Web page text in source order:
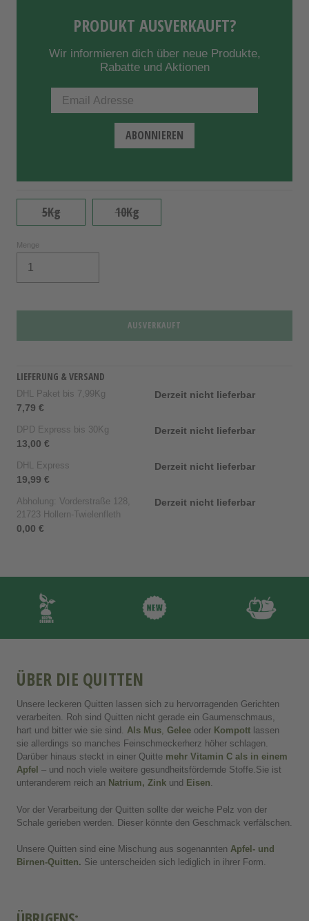
PRODUKT AUSVERKAUFT?
Wir informieren dich über neue Produkte,
Rabatte und Aktionen
5Kg 10Kg
Menge
AUSVERKAUFT
LIEFERUNG & VERSAND
DHL Paket bis 7,99Kg
7,79 €
Derzeit nicht lieferbar
DPD Express bis 30Kg
13,00 €
Derzeit nicht lieferbar
DHL Express
19,99 €
Derzeit nicht lieferbar
Abholung: Vorderstraße 128,
21723 Hollern-Twielenfleth
0,00 €
Derzeit nicht lieferbar
ÜBER DIE QUITTEN
Unsere leckeren Quitten lassen sich zu hervorragenden Gerichten
verarbeiten. Roh sind Quitten nicht gerade ein Gaumenschmaus,
hart und bitter wie sie sind. Als Mus, Gelee oder Kompott lassen
sie allerdings so manches Feinschmeckerherz höher schlagen.
Darüber hinaus steckt in einer Quitte mehr Vitamin C als in einem
Apfel – und noch viele weitere gesundheitsfördernde Stoffe.Sie ist
unteranderem reich an Natrium, Zink und Eisen.
Vor der Verarbeitung der Quitten sollte der weiche Pelz von der
Schale gerieben werden. Dieser könnte den Geschmack verfälschen.
Unsere Quitten sind eine Mischung aus sogenannten Apfel- und
Birnen-Quitten. Sie unterscheiden sich lediglich in ihrer Form.